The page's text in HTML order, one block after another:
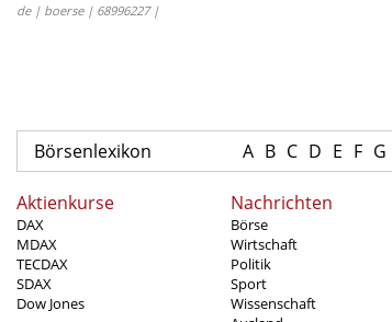
de | boerse | 68996227 |
Börsenlexikon A B C D E F G
Aktienkurse
DAX
MDAX
TECDAX
SDAX
Dow Jones
Nachrichten
Börse
Wirtschaft
Politik
Sport
Wissenschaft